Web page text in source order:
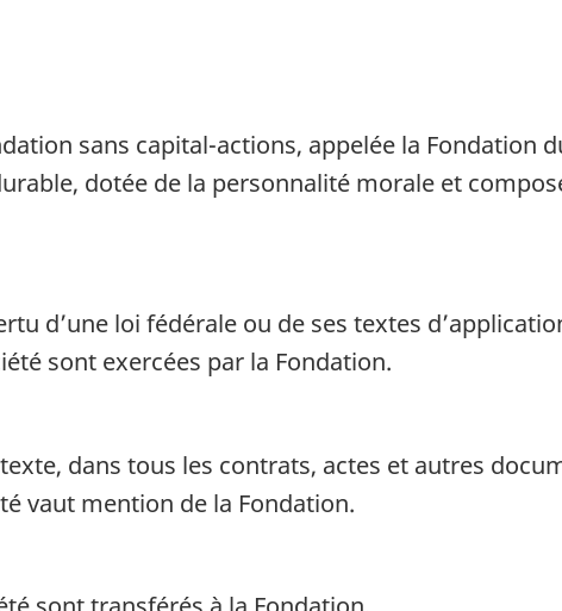
sans capital-actions, appelée la Fondation
dotée de la personnalité morale et
d’une loi fédérale ou de ses textes
sont exercées par la Fondation.
dans tous les contrats, actes et autres
vaut mention de la Fondation.